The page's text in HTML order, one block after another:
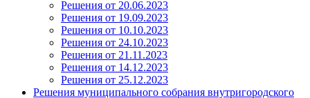
Решения от 20.06.2023
Решения от 19.09.2023
Решения от 10.10.2023
Решения от 24.10.2023
Решения от 21.11.2023
Решения от 14.12.2023
Решения от 25.12.2023
Решения муниципального собрания внутригородского